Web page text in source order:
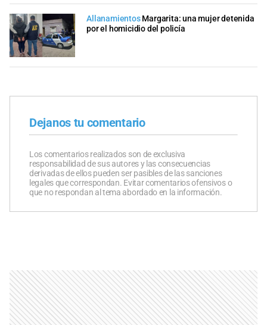
AllanamientosMargarita: una mujer detenida
por el homicidio del policía
Dejanos tu comentario
Los comentarios realizados son de exclusiva
responsabilidad de sus autores y las consecuencias
derivadas de ellos pueden ser pasibles de las sanciones
legales que correspondan. Evitar comentarios ofensivos o
que no respondan al tema abordado en la información.